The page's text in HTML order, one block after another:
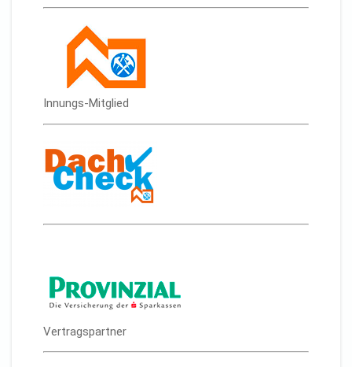
Innungs-Mitglied
Vertragspartner